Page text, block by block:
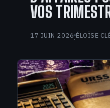
VOS
17 JUIN 2026·ÉLOÏSE